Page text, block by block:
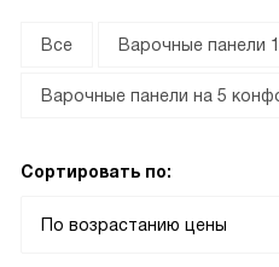
Все Варочные панели
Варочные панели на 5
Сортировать по:
По возрастанию цены